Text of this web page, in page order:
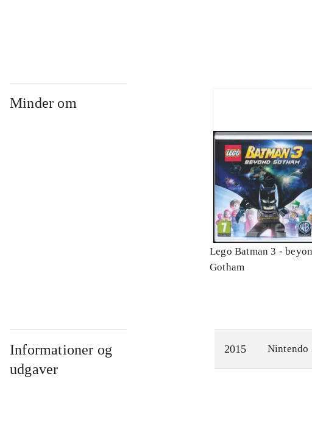
Minder om
Lego Batman 3 -
Gotham
Informationer og
udgaver
2015 Nintendo